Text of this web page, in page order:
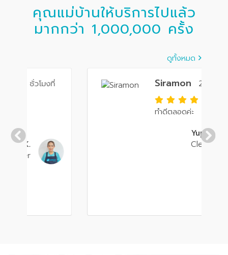
คุณแม่บ้านให้บริการไปแล้ว
มากกว่า 1,000,000 ครั้ง
ดูทั้งหมด
Siramon 2 ชั่วโมงที่แล้ว